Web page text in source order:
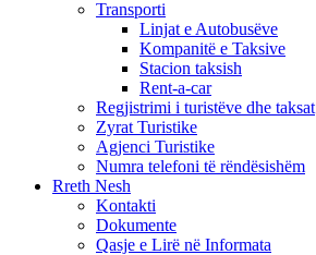
Transporti
Linjat e Autobusëve
Kompanitë e Taksive
Stacion taksish
Rent-a-car
Regjistrimi i turistëve dhe taksat
Zyrat Turistike
Agjenci Turistike
Numra telefoni të rëndësishëm
Rreth Nesh
Kontakti
Dokumente
Qasje e Lirë në Informata